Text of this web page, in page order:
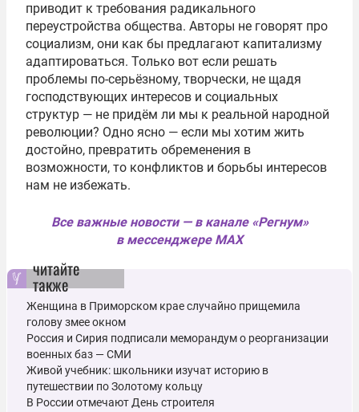
приводит к требования радикального
переустройства общества. Авторы не говорят про
социализм, они как бы предлагают капитализму
адаптироваться. Только вот если решать
проблемы по-серьёзному, творчески, не щадя
господствующих интересов и социальных
структур — не придём ли мы к реальной народной
революции? Одно ясно — если мы хотим жить
достойно, превратить обременения в
возможности, то конфликтов и борьбы интересов
нам не избежать.
Все важные новости — в канале «Регнум»
в мессенджере MAX
читайте
также
Женщина в Приморском крае случайно прищемила
голову змее окном
Россия и Сирия подписали меморандум о реорганизации
военных баз — СМИ
Живой учебник: школьники изучат историю в
путешествии по Золотому кольцу
В России отмечают День строителя